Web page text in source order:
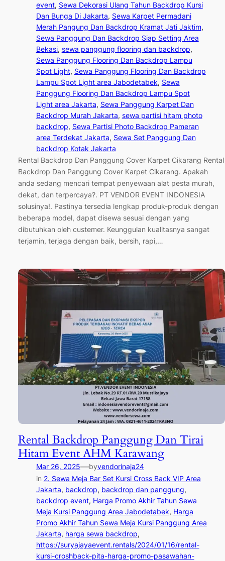
event, Sewa Dekorasi Ulang Tahun Backdrop Kursi
Dan Bunga Di Jakarta, Sewa Karpet Permadani
Merah Pangung Dan Backdrop Kramat Jati Jaktim
Sewa Panggung Dan Backdrop Siap Setting Area
Bekasi, sewa panggung flooring dan backdrop
Sewa Panggung Flooring Dan Backdrop Lampu
Spot Light, Sewa Panggung Flooring Dan Backdrop
Lampu Spot Light area Jabodetabek, Sewa
Panggung Flooring Dan Backdrop Lampu Spot
Light area Jakarta, Sewa Panggung Karpet Dan
Backdrop Murah Jakarta, sewa partisi hitam photo
backdrop, Sewa Partisi Photo Backdrop Pameran
area Terdekat Jakarta, Sewa Set Panggung Dan
backdrop Kotak Jakarta
Rental Backdrop Dan Panggung Cover Karpet Cikarang Rental
Backdrop Dan Panggung Cover Karpet Cikarang. Apakah
anda sedang mencari tempat penyewaan alat pesta murah,
dekat, dan terpercaya?. PT VENDOR EVENT INDONESIA
solusinya!. Pastinya tersedia lengkap produk-produk dengan
beberapa model, dapat disewa sesuai dengan yang
dibutuhkan oleh custemer. Keunggulan kualitasnya sangat
terjamin, terjaga dengan baik, bersih, rapi,…
Rental Backdrop Panggung Dan Tirai
Hitam Event AHM Karawang
Mar 26, 2025—byvendorinaja24
in 2. Sewa Meja Bar Set Kursi Cross Back VIP Area
Jakarta, backdrop, backdrop dan panggung
backdrop event, Harga Promo Akhir Tahun Sewa
Meja Kursi Panggung Area Jabodetabek, Harga
Promo Akhir Tahun Sewa Meja Kursi Panggung Area
Jakarta, harga sewa backdrop
https://suryajayaevent.rentals/2024/01/16/rental-
kursi-croshback-pita-harga-promo-pasawahan-